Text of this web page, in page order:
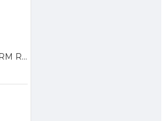
Destec COM-U12RM Regulator Gas dengan Meteran